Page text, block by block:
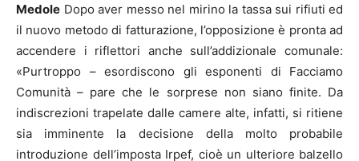
Medole Dopo aver messo nel mirino la tassa sui rifiuti ed
il nuovo metodo di fatturazione, l’opposizione è pronta ad
accendere i riflettori anche sull’addizionale comunale:
«Purtroppo – esordiscono gli esponenti di Facciamo
Comunità – pare che le sorprese non siano finite. Da
indiscrezioni trapelate dalle camere alte, infatti, si ritiene
sia imminente la decisione della molto probabile
introduzione dell’imposta Irpef, cioè un ulteriore balzello